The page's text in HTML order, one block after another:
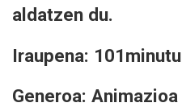
aldatzen du.
Iraupena: 101minutu
Generoa: Animazioa